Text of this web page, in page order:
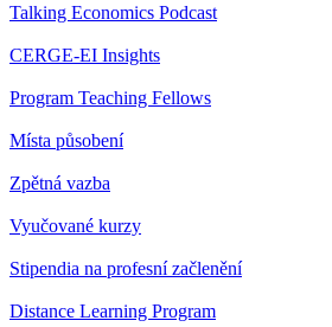
Talking Economics Podcast
CERGE-EI Insights
Program Teaching Fellows
Místa působení
Zpětná vazba
Vyučované kurzy
Stipendia na profesní začlenění
Distance Learning Program